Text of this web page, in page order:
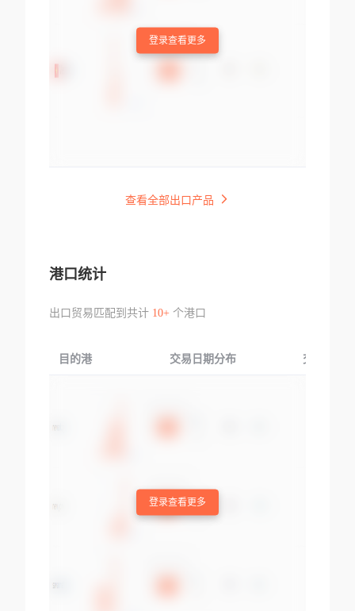
登录查看更多
查看全部出口产品
港口统计
出口贸易匹配到共计 10+个港口
目的港 交易日期分布 交易产品
登录查看更多